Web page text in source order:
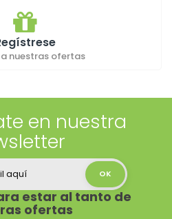
nuestras ofertas
en nuestra
estar al tanto de
ofertas